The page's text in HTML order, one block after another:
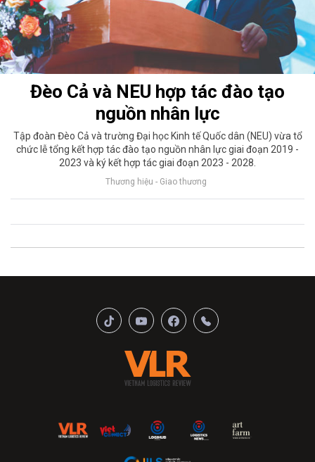
Đèo Cả và NEU hợp tác đào tạo
nguồn nhân lực
Tập đoàn Đèo Cả và trường Đại học Kinh tế Quốc dân (NEU) vừa tổ
chức lễ tổng kết hợp tác đào tạo nguồn nhân lực giai đoạn 2019 -
2023 và ký kết hợp tác giai đoạn 2023 - 2028.
Thương hiệu - Giao thương